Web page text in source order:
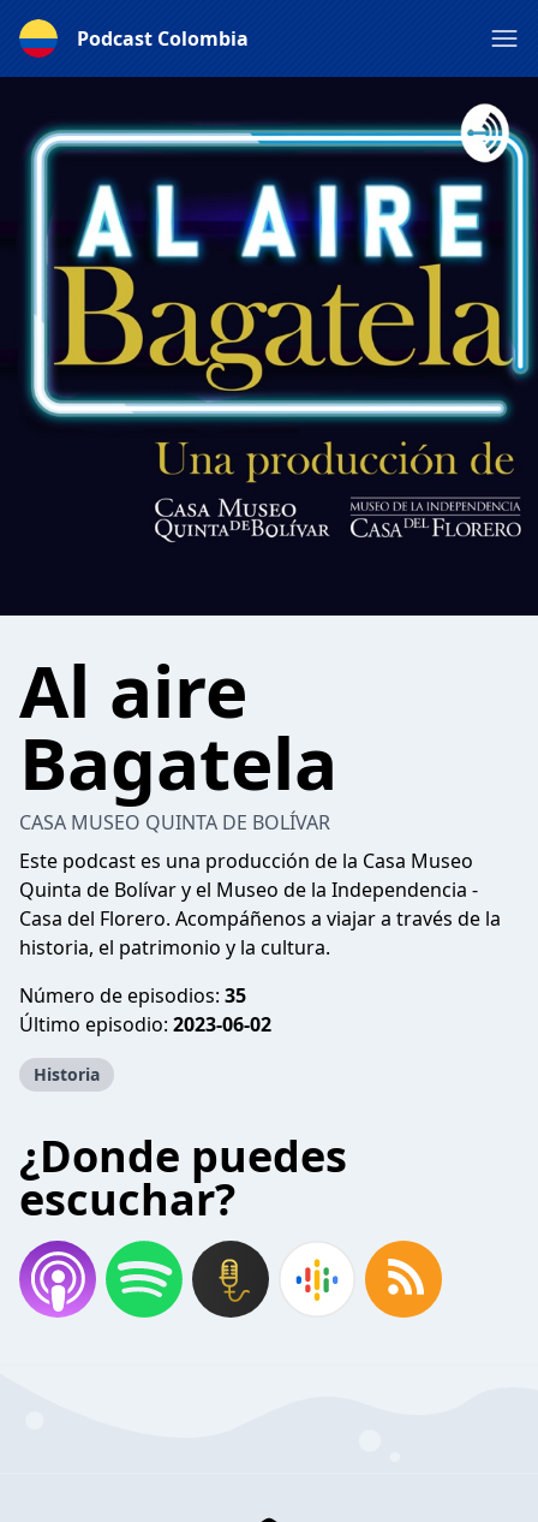
Podcast Colombia
Al aire
Bagatela
CASA MUSEO QUINTA DE BOLÍVAR
Este podcast es una producción de la Casa Museo
Quinta de Bolívar y el Museo de la Independencia -
Casa del Florero. Acompáñenos a viajar a través de la
historia, el patrimonio y la cultura.
Número de episodios: 35
Último episodio: 2023-06-02
Historia
¿Donde puedes
escuchar?